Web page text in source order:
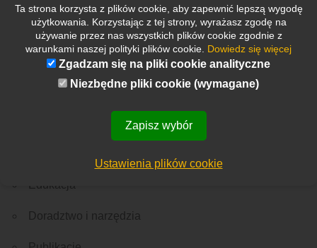
Edukacja
Doradztwo i narzędzia
Ta strona korzysta z plików cookie, aby zapewnić lepszą wygodę
użytkowania. Korzystając z tej strony, wyrażasz zgodę na
używanie przez nas wszystkich plików cookie zgodnie z
warunkami naszej polityki plików cookie. Dowiedz się więcej
Zgadzam się na pliki cookie analityczne
Niezbędne pliki cookie (wymagane)
Zapisz wybór
Ustawienia plików cookie